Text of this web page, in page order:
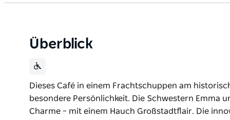
Überblick
Dieses Café in einem Frachtschuppen am
besondere Persönlichkeit. Die Schwestern Emma
Charme – mit einem Hauch Großstadtflair. Die